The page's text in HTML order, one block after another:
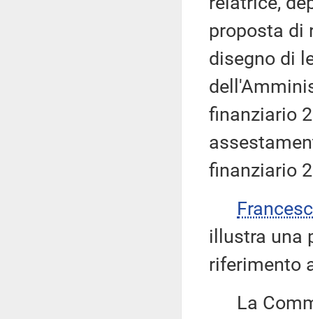
proposta di
disegno di
finanziario
finanziario
illustra una
riferimento
La